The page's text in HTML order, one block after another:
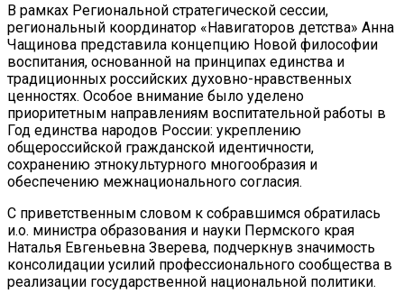
В рамках Региональной стратегической сессии,
региональный координатор «Навигаторов детства» Анна
Чащинова представила концепцию Новой философии
воспитания, основанной на принципах единства и
традиционных российских духовно-нравственных
ценностях. Особое внимание было уделено
приоритетным направлениям воспитательной работы в
Год единства народов России: укреплению
общероссийской гражданской идентичности,
сохранению этнокультурного многообразия и
обеспечению межнационального согласия.
С приветственным словом к собравшимся обратилась
и.о. министра образования и науки Пермского края
Наталья Евгеньевна Зверева, подчеркнув значимость
консолидации усилий профессионального сообщества в
реализации государственной национальной политики.